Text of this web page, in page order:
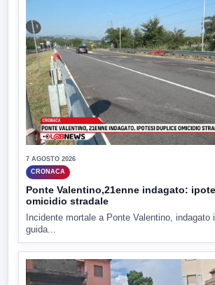
7 AGOSTO 2026
CRONACA
Ponte Valentino,21enne indagato:
omicidio stradale
Incidente mortale a Ponte Valentino, indagato
guida...